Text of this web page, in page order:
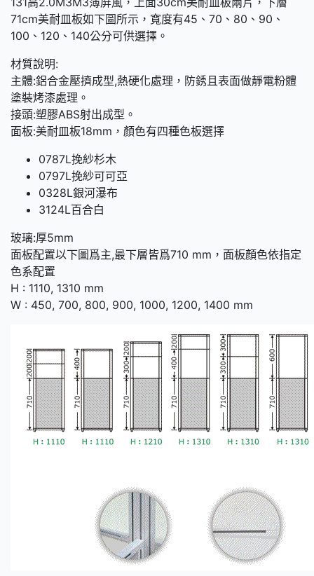
71cm美耐皿板如下圖所示，寬度有45、70、80、90、
100、120、140公分可供選擇。
材質說明:
主體:鋁合金壓擠成型,熱硬化處理，防銹且表面做靜電粉體
塗裝烤漆處理。
接頭:塑膠ABS射出成型。
面板:美耐皿板18mm，顏色有四種色板選擇
0787L挽紗杉木
0797L挽紗可可亞
0328L銀河瀑布
3124L百合白
玻璃:厚5mm
面板配置以下圖爲主,最下層皆爲710 mm，面板顏色依指定
色系配置
H : 1110, 1310 mm
W : 450, 700, 800, 900, 1000, 1200, 1400 mm